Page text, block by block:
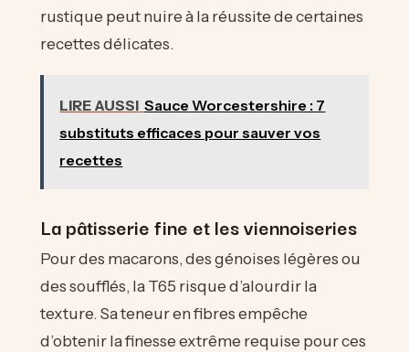
rustique peut nuire à la réussite de certaines
recettes délicates.
LIRE AUSSI Sauce Worcestershire : 7
substituts efficaces pour sauver vos
recettes
La pâtisserie fine et les viennoiseries
Pour des macarons, des génoises légères ou
des soufflés, la T65 risque d’alourdir la
texture. Sa teneur en fibres empêche
d’obtenir la finesse extrême requise pour ces